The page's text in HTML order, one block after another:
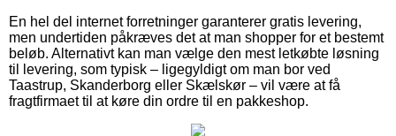
En hel del internet forretninger garanterer gratis levering,
men undertiden påkræves det at man shopper for et bestemt
beløb. Alternativt kan man vælge den mest letkøbte løsning
til levering, som typisk – ligegyldigt om man bor ved
Taastrup, Skanderborg eller Skælskør – vil være at få
fragtfirmaet til at køre din ordre til en pakkeshop.